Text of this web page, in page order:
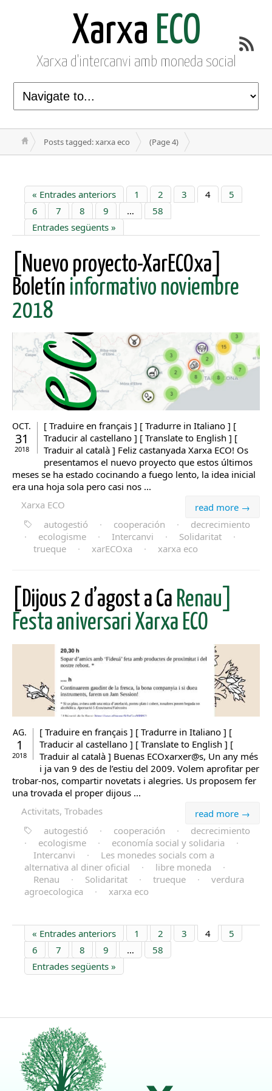
Xarxa ECO
Xarxa d'intercanvi amb moneda social
Posts tagged: xarxa eco (Page 4)
« Entrades anteriors 1 2 3 4
5
6
7 8 9 …
58
Entrades següents »
[Nuevo proyecto-XarECOxa]
Boletín informativo noviembre
2018
OCT.
31
2018
[ Traduire en français ] [ Tradurre in Italiano ] [
Traducir al castellano ] [ Translate to English ] [
Traduir al català ] Feliz castanyada Xarxa ECO! Os
presentamos el nuevo proyecto que estos últimos
meses se ha estado cocinando a fuego lento, la idea inicial
era una hoja sola pero casi nos ...
read more →
Xarxa ECO
autogestió
· cooperación ·
decrecimiento
·
ecologisme · Intercanvi · Solidaritat
·
trueque
· xarECOxa · xarxa eco
[Dijous 2 d’agost a Ca Renau]
Festa aniversari Xarxa ECO
AG.
1
2018
[ Traduire en français ] [ Tradurre in Italiano ] [
Traducir al castellano ] [ Translate to English ] [
Traduir al català ] Buenas ECOxarxer@s, Un any més
i ja van 9 des de l’estiu del 2009. Volem aprofitar per
trobar-nos, compartir novetats i alegries. Us proposem fer
una trovada el proper dijous ...
read more →
Activitats, Trobades
autogestió
· cooperación ·
decrecimiento
·
ecologisme · economía social y solidaria
·
Intercanvi
·
Les monedes socials com a
alternativa al diner oficial
· libre moneda
·
Renau
· Solidaritat · trueque ·
verdura
agroecologica
· xarxa eco
« Entrades anteriors 1 2 3 4
5
6
7 8 9 …
58
Entrades següents »